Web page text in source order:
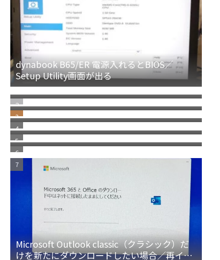
dynabook B65/ER 電源入れるとBIOS／
Setup Utility画面が出る
キーキャップが外れた！HP Elitebook 830
G7 G8 シリーズ キーボード修理／パンタグラ
フ修理
NEC Mate タイプMLのM.2 SSDを交換 SSDの
取り方／レノボ デスクトップPC共通
HP Elitebook830 G5 G6 シリーズ キーボード
部分修理 パンタグラフ／キートップ交換
明らかな詐欺！Norton McAfee を語った警告
メッセージに注意
富士通 Lifebook シリーズのドライバーダウ
ンロードサイト
Microsoft Outlook classic（クラシック）だ
けを新たにダウンロードしたい場合／再イン